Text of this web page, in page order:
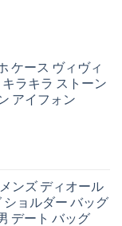
ケース ヴィヴィ
ラキラ ストーン
アイフォン
ンズ ディオール
ョルダー バッグ
デート バッグ